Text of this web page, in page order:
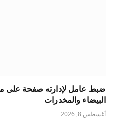
ضبط عامل لإدارته صفحة على
البيضاء والمخدرات
أغسطس 8, 2026